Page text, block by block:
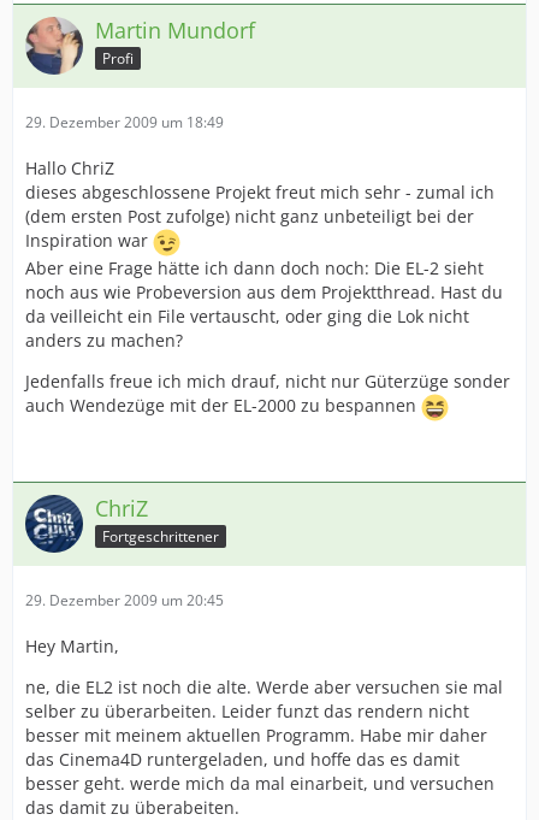
Martin Mundorf
Profi
29. Dezember 2009 um 18:49
Hallo ChriZ
dieses abgeschlossene Projekt freut mich sehr - zumal ich
(dem ersten Post zufolge) nicht ganz unbeteiligt bei der
Inspiration war
Aber eine Frage hätte ich dann doch noch: Die EL-2 sieht
noch aus wie Probeversion aus dem Projektthread. Hast du
da veilleicht ein File vertauscht, oder ging die Lok nicht
anders zu machen?
Jedenfalls freue ich mich drauf, nicht nur Güterzüge sonder
auch Wendezüge mit der EL-2000 zu bespannen
ChriZ
Fortgeschrittener
29. Dezember 2009 um 20:45
Hey Martin,
ne, die EL2 ist noch die alte. Werde aber versuchen sie mal
selber zu überarbeiten. Leider funzt das rendern nicht
besser mit meinem aktuellen Programm. Habe mir daher
das Cinema4D runtergeladen, und hoffe das es damit
besser geht. werde mich da mal einarbeit, und versuchen
das damit zu überabeiten.